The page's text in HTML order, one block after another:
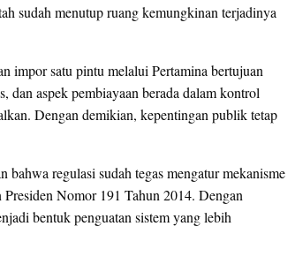
sudah menutup ruang kemungkinan terjadinya
impor satu pintu melalui Pertamina bertujuan
aspek pembiayaan berada dalam kontrol
Dengan demikian, kepentingan publik tetap
regulasi sudah tegas mengatur mekanisme
Nomor 191 Tahun 2014. Dengan
bentuk penguatan sistem yang lebih